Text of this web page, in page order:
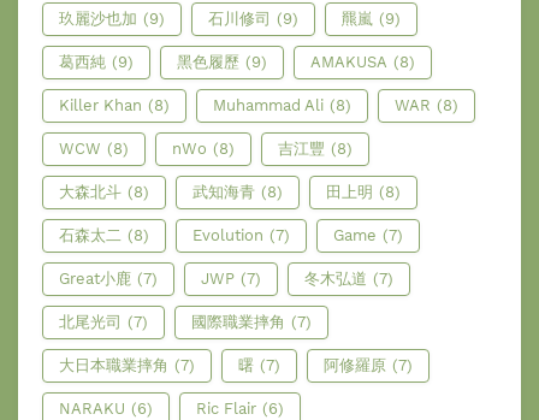
玖麗沙也加 (9) 石川修司 (9) 羆嵐 (9)
葛西純 (9) 黑色履歷 (9) AMAKUSA (8)
Killer Khan (8) Muhammad Ali (8) WAR (8)
WCW (8) nWo (8) 吉江豐 (8)
大森北斗 (8) 武知海青 (8) 田上明 (8)
石森太二 (8) Evolution (7) Game (7)
Great小鹿 (7) JWP (7) 冬木弘道 (7)
北尾光司 (7) 國際職業摔角 (7)
大日本職業摔角 (7) 曙 (7) 阿修羅原 (7)
NARAKU (6) Ric Flair (6)